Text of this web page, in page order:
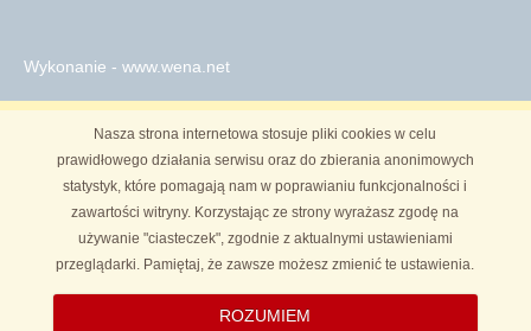
Wykonanie - www.wena.net
Nasza strona internetowa stosuje pliki cookies w celu
prawidłowego działania serwisu oraz do zbierania anonimowych
statystyk, które pomagają nam w poprawianiu funkcjonalności i
zawartości witryny. Korzystając ze strony wyrażasz zgodę na
używanie "ciasteczek", zgodnie z aktualnymi ustawieniami
przeglądarki. Pamiętaj, że zawsze możesz zmienić te ustawienia.
ROZUMIEM